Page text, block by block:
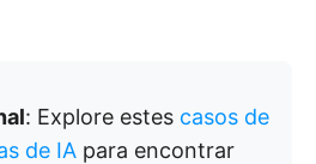
: Explore estes casos de
de IA para encontrar